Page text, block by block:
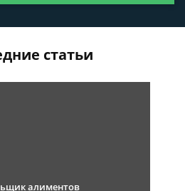
статьи
алиментов